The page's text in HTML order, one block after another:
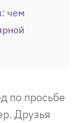
чем
по просьбе
Друзья